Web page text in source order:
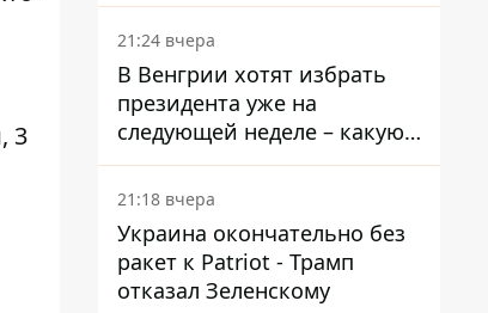
3
21:24 вчера
В Венгрии хотят избрать
президента уже на
следующей неделе – какую
дату предлагают
21:18 вчера
Украина окончательно без
ракет к Patriot - Трамп
отказал Зеленскому